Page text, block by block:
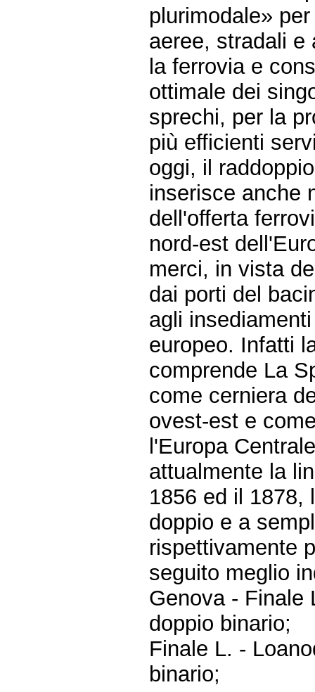
plurimodale»
aeree, stradali e
la ferrovia e
ottimale dei
sprechi, per la
più efficienti
oggi, il
inserisce anche
dell'offerta
nord-est
merci, in vista
dai porti del
agli
europeo. Infatti
comprende La
come cerniera
ovest-est e
l'Europa
attualmente la
1856 ed il 1878,
doppio e a
rispettivamente
seguito meglio
Genova - Finale
doppio binario;
Finale L. -
binario;